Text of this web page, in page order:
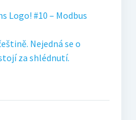
Logo! #10 – Modbus
Nejedná se o
za shlédnutí.